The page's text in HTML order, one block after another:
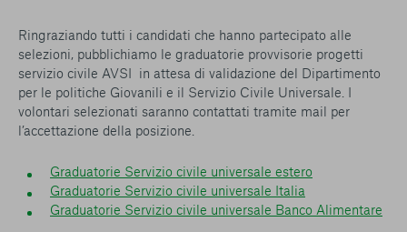
condizionare l’esperienza sulla Piattaforma e il suo
funzionamento. Premendo “Conferma le mie scelte”, la
selezione relativa ai cookie effettuata verrà salvata. Se non è
stata selezionata alcuna opzione, premere questo pulsante
equivarrà a rifiutare tutti i cookie. Per ulteriori informazioni, è
possibile consultare la nostraUlteriori informazioni
Cookie strettamente necessari
Cookie di analisi
Ringraziando tutti i candidati che hanno partecipato alle
selezioni, pubblichiamo le graduatorie provvisorie progetti
servizio civile AVSI in attesa di validazione del Dipartimento
per le politiche Giovanili e il Servizio Civile Universale. I
volontari selezionati saranno contattati tramite mail per
l’accettazione della posizione.
Graduatorie Servizio civile universale estero
Graduatorie Servizio civile universale Italia
Graduatorie Servizio civile universale Banco Alimentare